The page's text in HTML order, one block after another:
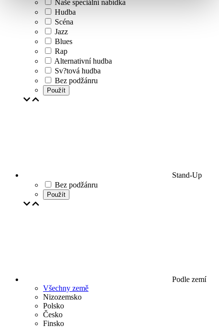
Naše speciální nabídka
Hudba
Scéna
Jazz
Blues
Rap
Alternativní hudba
Sv?tová hudba
Bez podžánru
Použít
Stand-Up
Bez podžánru
Použít
Podle zemí
Všechny země
Nizozemsko
Polsko
Česko
Finsko